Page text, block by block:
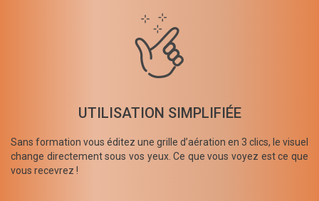
UTILISATION SIMPLIFIÉE
Sans formation vous éditez une grille d’aération en 3 clics, le visuel
change directement sous vos yeux. Ce que vous voyez est ce que
vous recevrez !